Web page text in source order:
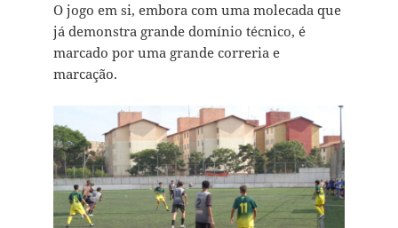
O jogo em si, embora com uma molecada que
já demonstra grande domínio técnico, é
marcado por uma grande correria e
marcação.